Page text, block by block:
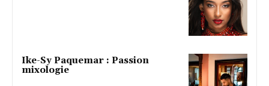
Ike-Sy Paquemar : Passion
mixologie